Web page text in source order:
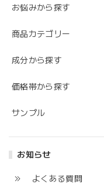
お悩みから探す
商品カテゴリー
成分から探す
価格帯から探す
サンプル
お知らせ
よくある質問